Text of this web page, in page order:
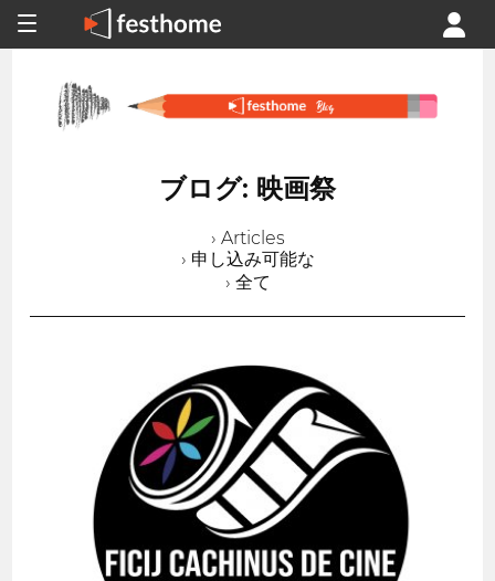
ブログ: 映画祭
› Articles
› 申し込み可能な
› 全て